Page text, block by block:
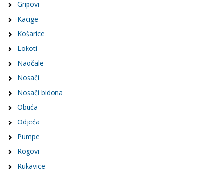
Gripovi
Kacige
Košarice
Lokoti
Naočale
Nosači
Nosači bidona
Obuća
Odjeća
Pumpe
Rogovi
Rukavice